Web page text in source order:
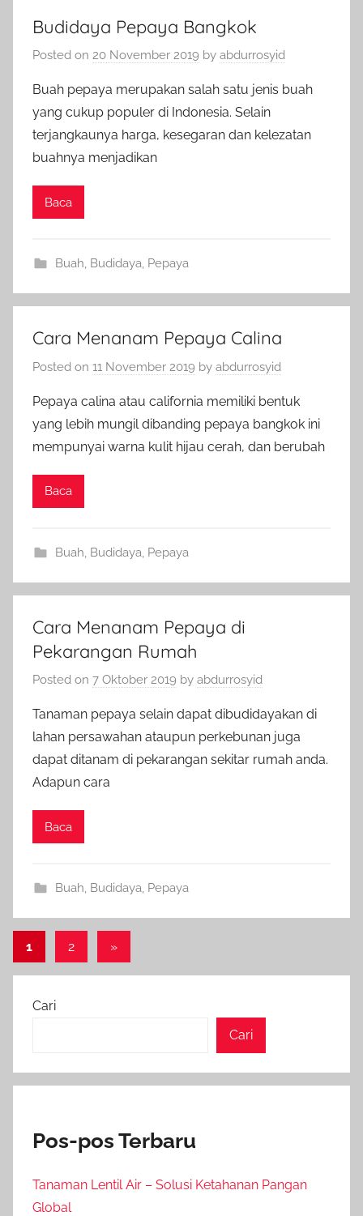
Budidaya Pepaya Bangkok
Posted on 20 November 2019 by abdurrosyid
Buah pepaya merupakan salah satu jenis buah
yang cukup populer di Indonesia. Selain
terjangkaunya harga, kesegaran dan kelezatan
buahnya menjadikan
Baca
Buah, Budidaya, Pepaya
Cara Menanam Pepaya Calina
Posted on 11 November 2019 by abdurrosyid
Pepaya calina atau california memiliki bentuk
yang lebih mungil dibanding pepaya bangkok ini
mempunyai warna kulit hijau cerah, dan berubah
Baca
Buah Budidaya Pepaya
Cara Menanam Pepaya di
Pekarangan Rumah
Posted on 7 Oktober 2019 by abdurrosyid
Tanaman pepaya selain dapat dibudidayakan di
lahan persawahan ataupun perkebunan juga
dapat ditanam di pekarangan sekitar rumah anda.
Adapun cara
Baca
Buah, Budidaya, Pepaya
Paginasi
pos
1 2
Next
»
Cari
Cari
Pos-pos Terbaru
Tanaman Lentil Air – Solusi Ketahanan Pangan
Global